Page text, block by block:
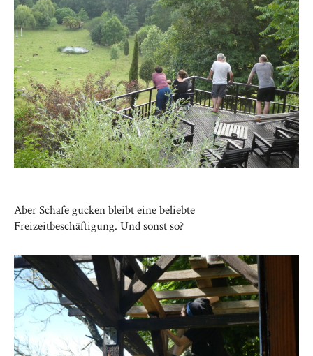
Aber Schafe gucken bleibt eine beliebte
Freizeitbeschäftigung. Und sonst so?